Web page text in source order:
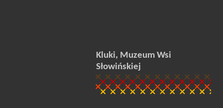
Kluki, Muzeum Wsi
Słowińskiej